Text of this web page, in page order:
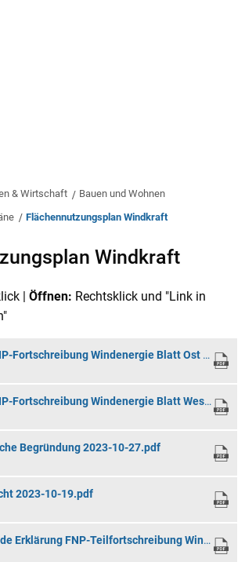
& Wirtschaft
Bauen und Wohnen
Flächennutzungsplan Windkraft
Windkraft
| Öffnen: Rechtsklick und "Link in
Planzeichnung FNP-Fortschreibung Windenergie Blatt Ost 2023-10-30.pdf
Planzeichnung FNP-Fortschreibung Windenergie Blatt West 2023-10-30.pdf
Begründung 2023-10-27.pdf
2023-10-19.pdf
Zusammenfassende Erklärung FNP-Teilfortschreibung Windenergie 2024-01.pdf